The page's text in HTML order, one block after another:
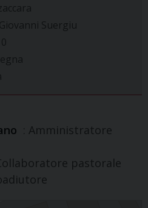
Suergiu
: Amministratore
pastorale